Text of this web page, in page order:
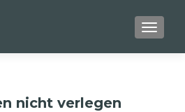
nicht verlegen